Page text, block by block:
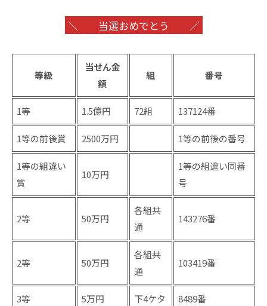
＼ 当選おめでとう ／
等級
当せん金
額
組 番号
1等 1.5億円 72組 137124番
1等の前後賞 2500万円 1等の前後の番号
1等の組違い
賞
10万円
1等の組違い同番
号
2等 50万円
各組共
通
143276番
2等 50万円
各組共
通
103419番
3等 5万円 下4ケタ 8489番